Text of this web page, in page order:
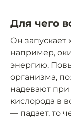
Для чего
Он запускает
например,
энергию.
организма,
надевают при
кислорода в
— падает, то